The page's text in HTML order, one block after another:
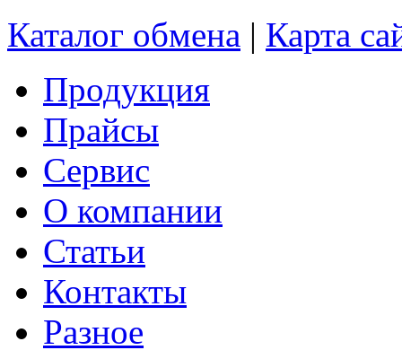
Каталог обмена | Карта
Продукция
Прайсы
Сервис
О компании
Статьи
Контакты
Разное